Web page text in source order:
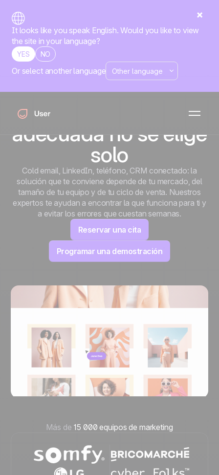
It looks like you speak English. Would you like to view
the site in your language?
YES NO
Or select another language
Prospección comercial
La herramienta de
adecuada no se elige
solo
Cold email, LinkedIn, teléfono, CRM conectado: la
solución que te conviene depende de tu mercado, del
tamaño de tu equipo y de tu ciclo de venta. Nuestros
expertos te ayudan a encontrar la que funciona para ti y
a evitar los errores que cuestan semanas.
Reservar una cita
Programar una demostración
Más de 15 000 equipos de marketing